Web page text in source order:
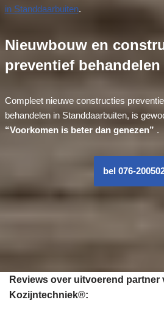
in Standdaarbuiten.
Nieuwbouw en
preventief behandelen
Compleet nieuwe constructies
behandelen in Standdaarbuiten, is
“Voorkomen is beter dan genezen” .
bel 076-
Reviews over uitvoerend partner
Kozijntechniek®: